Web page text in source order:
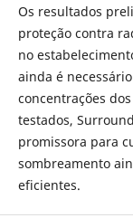
Os resultados
proteção contra
no
ainda é
concentrações
testados,
promissora para
sombreamento
eficientes.